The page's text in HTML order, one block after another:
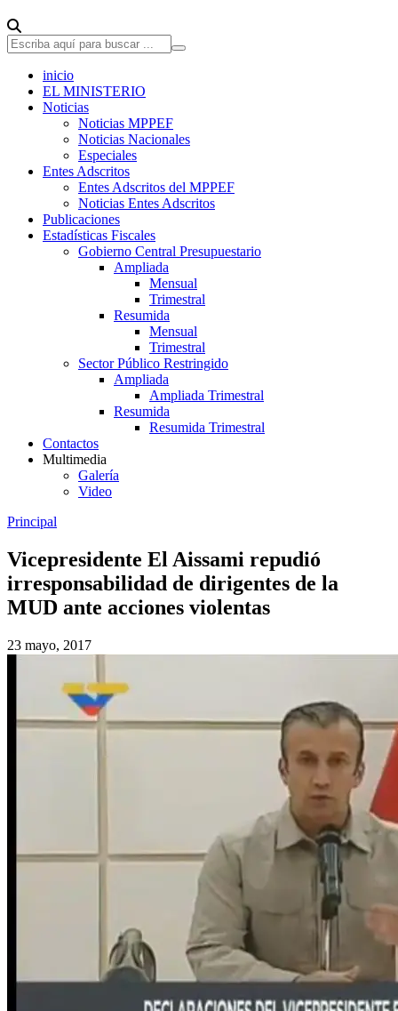
inicio
EL MINISTERIO
Noticias
Noticias MPPEF
Noticias Nacionales
Especiales
Entes Adscritos
Entes Adscritos del MPPEF
Noticias Entes Adscritos
Publicaciones
Estadísticas Fiscales
Gobierno Central Presupuestario
Ampliada
Mensual
Trimestral
Resumida
Mensual
Trimestral
Sector Público Restringido
Ampliada
Ampliada Trimestral
Resumida
Resumida Trimestral
Contactos
Multimedia
Galería
Video
Principal
Vicepresidente El Aissami repudió
irresponsabilidad de dirigentes de la
MUD ante acciones violentas
23 mayo, 2017